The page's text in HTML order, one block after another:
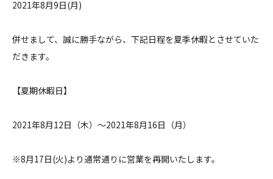
2021年8月9日(月)
併せまして、誠に勝手ながら、下記日程を夏季休暇とさせていた
だきます。
【夏期休暇日】
2021年8月12日（木）～2021年8月16日（月）
※8月17日(火)より通常通りに営業を再開いたします。